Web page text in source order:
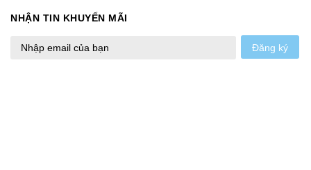
NHẬN TIN KHUYẾN MÃI
Đăng ký